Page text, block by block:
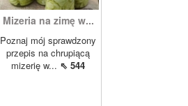
Mizeria na zimę w...
Poznaj mój sprawdzony
przepis na chrupiącą
mizerię w... ⇖ 544